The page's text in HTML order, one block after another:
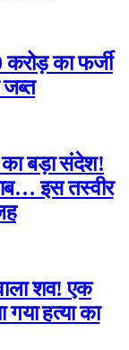
का फर्जी
जब्त
बड़ा संदेश!
इस तस्वीर
शव! एक
गया हत्या का